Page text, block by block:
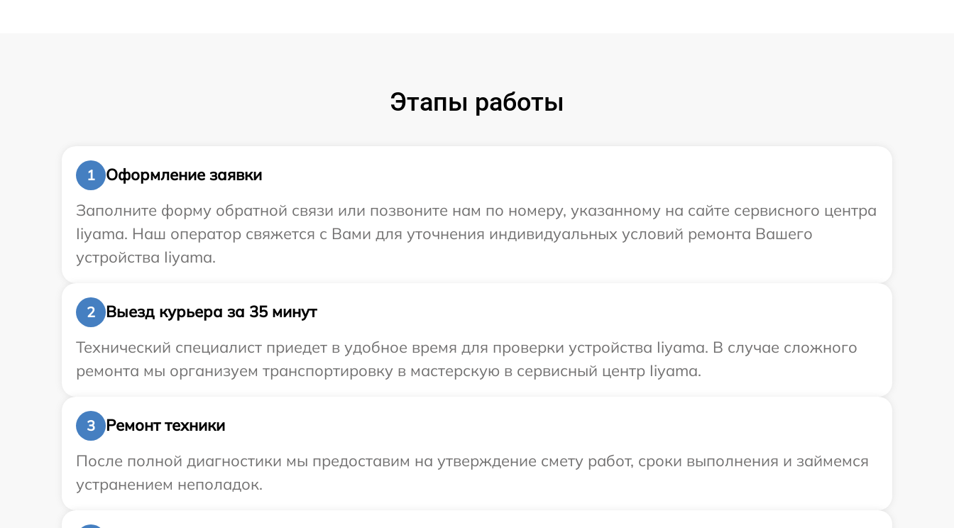
Этапы работы
1
Оформление заявки
Заполните форму обратной связи или позвоните нам по номеру, указанному на сайте сервисного центра
Iiyama. Наш оператор свяжется с Вами для уточнения индивидуальных условий ремонта Вашего
устройства Iiyama.
2
Выезд курьера за 35 минут
Технический специалист приедет в удобное время для проверки устройства Iiyama. В случае сложного
ремонта мы организуем транспортировку в мастерскую в сервисный центр Iiyama.
3
Ремонт техники
После полной диагностики мы предоставим на утверждение смету работ, сроки выполнения и займемся
устранением неполадок.